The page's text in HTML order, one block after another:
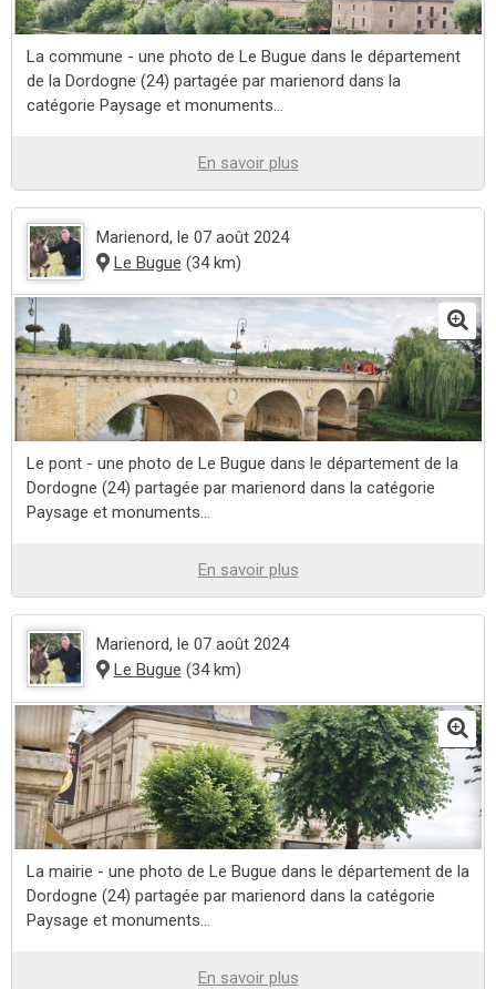
La commune - une photo de Le Bugue dans le département
de la Dordogne (24) partagée par marienord dans la
catégorie Paysage et monuments...
En savoir plus
Marienord, le 07 août 2024
Le Bugue (34 km)
Le pont - une photo de Le Bugue dans le département de la
Dordogne (24) partagée par marienord dans la catégorie
Paysage et monuments...
En savoir plus
Marienord, le 07 août 2024
Le Bugue (34 km)
La mairie - une photo de Le Bugue dans le département de la
Dordogne (24) partagée par marienord dans la catégorie
Paysage et monuments...
En savoir plus